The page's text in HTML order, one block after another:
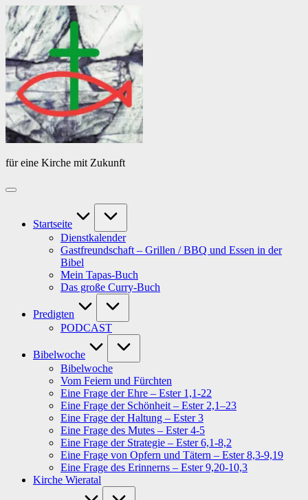
Skip
to
content
von
PfarrerB
für eine Kirche mit Zukunft
Startseite
Dienstkalender
Gastfreundschaft – Grillen / BBQ und Essen in der
Bibel
Mein Tapas-Buch
Das große Curry-Buch
Predigten
PODCAST
Bibelwoche
Bibelwoche
Vom Feiern und Fürchten
Eine Frage der Ehre – Ester 1,1-22
Eine Frage der Schönheit – Ester 2,1–23
Eine Frage der Haltung – Ester 3
Eine Frage des Mutes – Ester 4-5
Eine Frage der Strategie – Ester 6,1-8,2
Eine Frage von Opfern und Tätern – Ester 8,3-9,19
Eine Frage des Erinnerns – Ester 9,20-10,3
Kirche Wieratal